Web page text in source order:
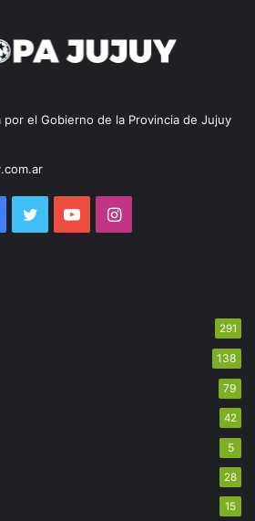
por el Gobierno de la Provincia de Jujuy
TwitterYouTubeInstagram
291
138
79
42
5
28
15